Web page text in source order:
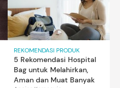
REKOMENDASI PRODUK
5 Rekomendasi Hospital
Bag untuk Melahirkan,
Aman dan Muat Banyak